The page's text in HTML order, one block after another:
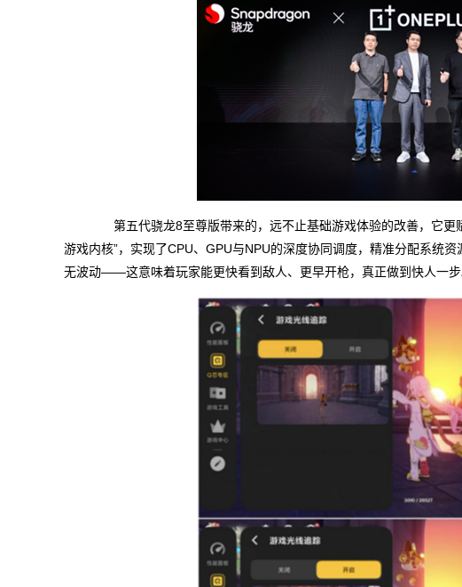
第五代骁龙8至尊版带来的，远不止基础游戏体验的改善，它更
游戏内核”，实现了CPU、GPU与NPU的深度协同调度，精准分配系统
无波动——这意味着玩家能更快看到敌人、更早开枪，真正做到快人一步